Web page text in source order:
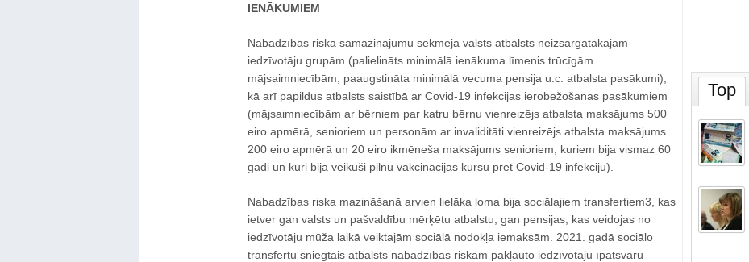
IENĀKUMIEM
Nabadzības riska samazinājumu sekmēja valsts atbalsts neizsargātākajām
iedzīvotāju grupām (palielināts minimālā ienākuma līmenis trūcīgām
mājsaimniecībām, paaugstināta minimālā vecuma pensija u.c. atbalsta pasākumi),
kā arī papildus atbalsts saistībā ar Covid-19 infekcijas ierobežošanas pasākumiem
(mājsaimniecībām ar bērniem par katru bērnu vienreizējs atbalsta maksājums 500
eiro apmērā, senioriem un personām ar invaliditāti vienreizējs atbalsta maksājums
200 eiro apmērā un 20 eiro ikmēneša maksājums senioriem, kuriem bija vismaz 60
gadi un kuri bija veikuši pilnu vakcinācijas kursu pret Covid-19 infekciju).
Nabadzības riska mazināšanā arvien lielāka loma bija sociālajiem transfertiem3, kas
ietver gan valsts un pašvaldību mērķētu atbalstu, gan pensijas, kas veidojas no
iedzīvotāju mūža laikā veiktajām sociālā nodokļa iemaksām. 2021. gadā sociālo
transfertu sniegtais atbalsts nabadzības riskam pakļauto iedzīvotāju īpatsvaru
Top